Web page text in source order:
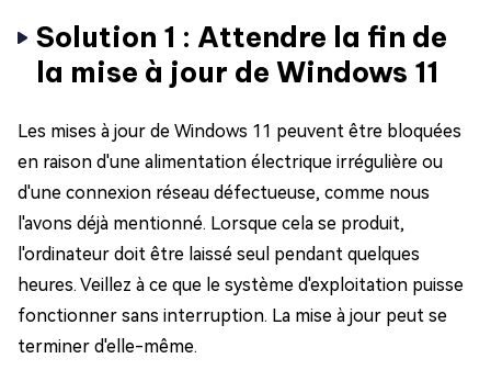
Solution 1 : Attendre la fin de
la mise à jour de Windows 11
Les mises à jour de Windows 11 peuvent être bloquées
en raison d'une alimentation électrique irrégulière ou
d'une connexion réseau défectueuse, comme nous
l'avons déjà mentionné. Lorsque cela se produit,
l'ordinateur doit être laissé seul pendant quelques
heures. Veillez à ce que le système d'exploitation puisse
fonctionner sans interruption. La mise à jour peut se
terminer d'elle-même.